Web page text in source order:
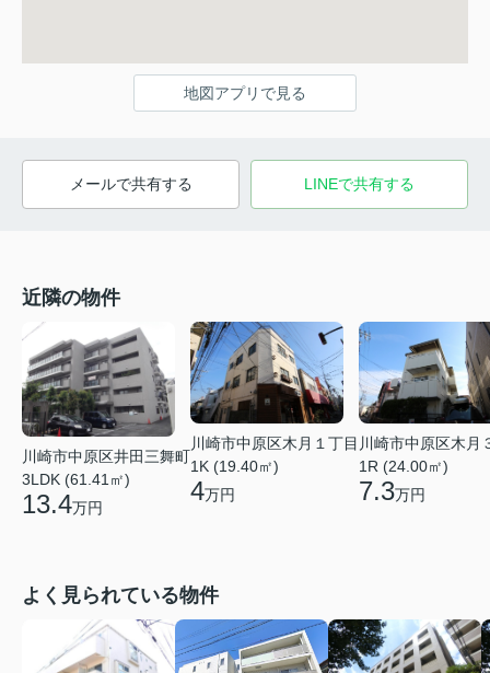
地図アプリで見る
メールで共有する LINEで共有する
近隣の物件
川崎市中原区井田三舞町
3LDK (61.41㎡)
13.4万円
川崎市中原区木月１丁目
1K (19.40㎡)
4万円
川崎市中原区木月
1R (24.00㎡)
7.3万円
よく見られている物件